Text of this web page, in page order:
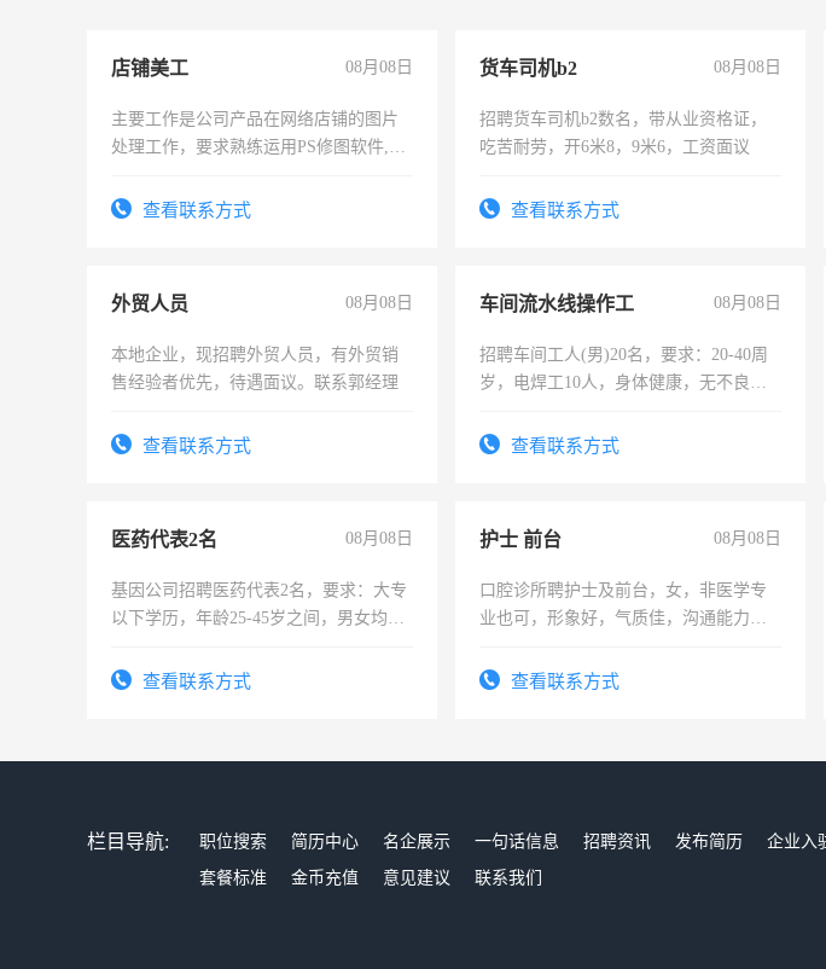
店铺美工 08月08日
主要工作是公司产品在网络店铺的图片
处理工作，要求熟练运用PS修图软件,工
查看联系方式
货车司机b2 08月08日
招聘货车司机b2数名，带从业资格证，
吃苦耐劳，开6米8，9米6，工资面议
查看联系方式
外贸人员 08月08日
本地企业，现招聘外贸人员，有外贸销
售经验者优先，待遇面议。联系郭经理
查看联系方式
车间流水线操作工 08月08日
招聘车间工人(男)20名，要求：20-40周
岁，电焊工10人，身体健康，无不良嗜
宿，免费发放劳保用品，两班倒，每月
查看联系方式
医药代表2名 08月08日
基因公司招聘医药代表2名，要求：大专
以下学历，年龄25-45岁之间，男女均
表或者有医学资质的优先，底薪+绩效，
查看联系方式
护士 前台 08月08日
口腔诊所聘护士及前台，女，非医学专
业也可，形象好，气质佳，沟通能力
查看联系方式
栏目导航: 职位搜索 简历中心 名企展示 一句话信息 招聘资讯 发布简历 企业入
套餐标准
金币充值 意见建议 联系我们